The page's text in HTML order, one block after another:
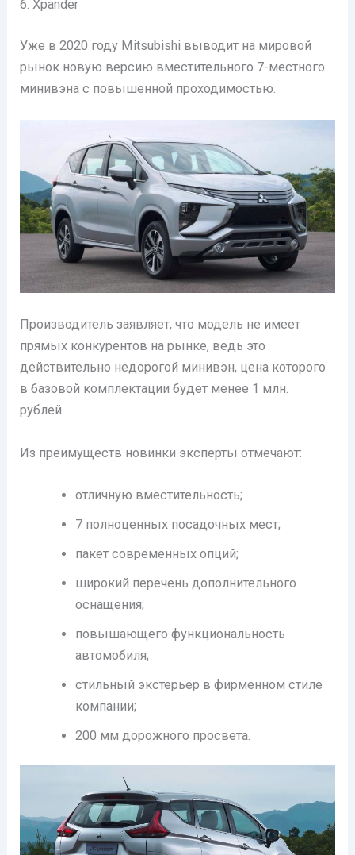
6. Xpander
Уже в 2020 году Mitsubishi выводит на мировой
рынок новую версию вместительного 7-местного
минивэна с повышенной проходимостью.
Производитель заявляет, что модель не имеет
прямых конкурентов на рынке, ведь это
действительно недорогой минивэн, цена которого
в базовой комплектации будет менее 1 млн.
рублей.
Из преимуществ новинки эксперты отмечают:
отличную вместительность;
7 полноценных посадочных мест;
пакет современных опций;
широкий перечень дополнительного
оснащения;
повышающего функциональность
автомобиля;
стильный экстерьер в фирменном стиле
компании;
200 мм дорожного просвета.